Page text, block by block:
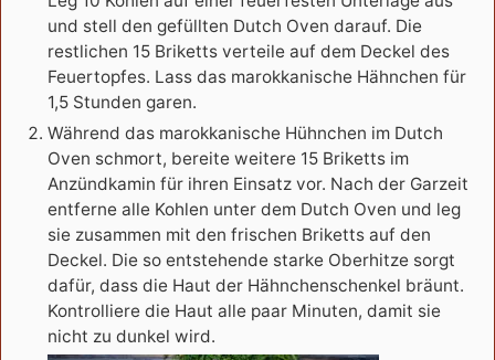
und stell den gefüllten Dutch Oven darauf. Die
restlichen 15 Briketts verteile auf dem Deckel des
Feuertopfes. Lass das marokkanische Hähnchen für
1,5 Stunden garen.
Während das marokkanische Hühnchen im Dutch
Oven schmort, bereite weitere 15 Briketts im
Anzündkamin für ihren Einsatz vor. Nach der Garzeit
entferne alle Kohlen unter dem Dutch Oven und leg
sie zusammen mit den frischen Briketts auf den
Deckel. Die so entstehende starke Oberhitze sorgt
dafür, dass die Haut der Hähnchenschenkel bräunt.
Kontrolliere die Haut alle paar Minuten, damit sie
nicht zu dunkel wird.